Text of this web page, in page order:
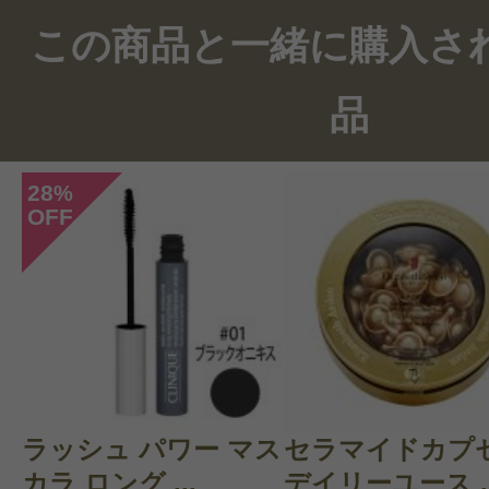
2件のレビュー
投稿日：2023年08月
Pauline 様
／60代以上
感じた効能：乾燥(ボディ)/べたつか
ーガニックコスメ・自然派/ナチュラ
購入品：ビューティスリープボディ
初めて購入しました。いつもよりボ
この商品と一緒に購入さ
品
28%
OFF
ラッシュ パワー マス セラマイドカプ